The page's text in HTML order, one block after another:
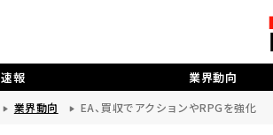
速報 業界動向
業界動向 EA、買収でアクションやRPGを強化